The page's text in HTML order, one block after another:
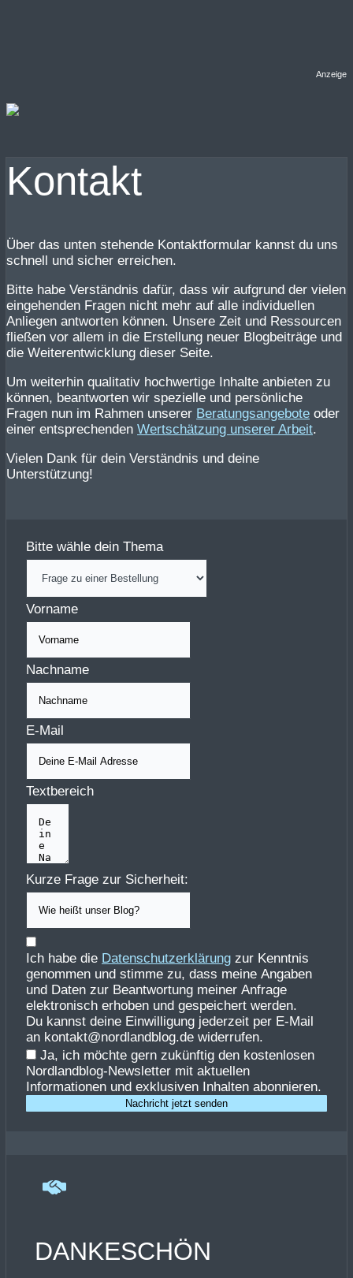
Anzeige
Kontakt
Über das unten stehende Kontaktformular kannst du uns
schnell und sicher erreichen.
Bitte habe Verständnis dafür, dass wir aufgrund der vielen
eingehenden Fragen nicht mehr auf alle individuellen
Anliegen antworten können. Unsere Zeit und Ressourcen
fließen vor allem in die Erstellung neuer Blogbeiträge und
die Weiterentwicklung dieser Seite.
Um weiterhin qualitativ hochwertige Inhalte anbieten zu
können, beantworten wir spezielle und persönliche
Fragen nun im Rahmen unserer Beratungsangebote oder
einer entsprechenden Wertschätzung unserer Arbeit.
Vielen Dank für dein Verständnis und deine
Unterstützung!
Bitte wähle dein Thema
Vorname
Nachname
E-Mail
Textbereich
Kurze Frage zur Sicherheit:
Ich habe die Datenschutzerklärung zur Kenntnis
genommen und stimme zu, dass meine Angaben
und Daten zur Beantwortung meiner Anfrage
elektronisch erhoben und gespeichert werden.
Du kannst deine Einwilligung jederzeit per E-Mail
an kontakt@nordlandblog.de widerrufen.
Ja, ich möchte gern zukünftig den kostenlosen
Nordlandblog-Newsletter mit aktuellen
Informationen und exklusiven Inhalten abonnieren.
Nachricht jetzt senden
DANKESCHÖN